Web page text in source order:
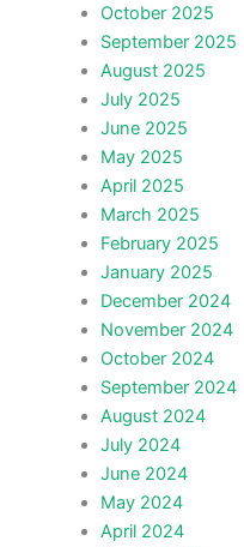
October 2025
September 2025
August 2025
July 2025
June 2025
May 2025
April 2025
March 2025
February 2025
January 2025
December 2024
November 2024
October 2024
September 2024
August 2024
July 2024
June 2024
May 2024
April 2024